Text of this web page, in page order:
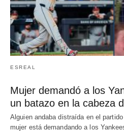
ESREAL
Mujer demandó a los
un batazo en la cabeza
Alguien andaba distraída en el
mujer está demandando a los